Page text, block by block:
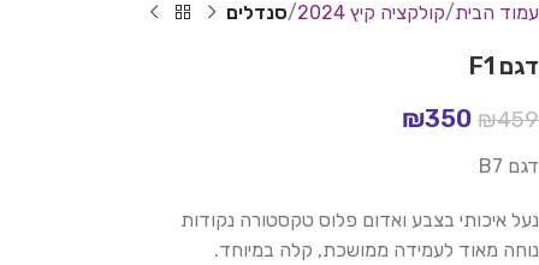
עמוד הבית קולקציה קיץ 2024 סנדלים
דגם F1
₪459
₪350
דגם B7
נעל איכותי בצבע ואדום פלוס טקסטורה נקודות
נוחה מאוד לעמידה ממושכת, קלה במיוחד.